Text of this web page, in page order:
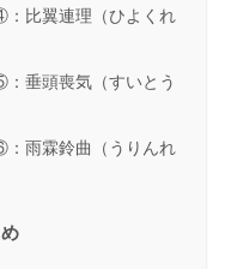
：比翼連理（ひよくれ
垂頭喪気（すいとう
：雨霖鈴曲（うりんれ